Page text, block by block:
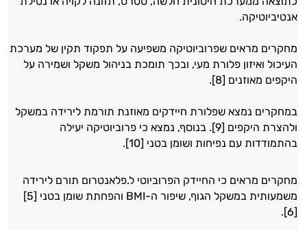
אנטיביוטיקה.
מחקרים מראים שפרוביוטיקה משפיעה על תפקוד תקין של מערכת
העיכול ואיזון פלורת מעי, ובכך תומכת בניהול משקל ושמירה על
היקפים מאוזנים [8].
במחקרים נמצא שפלורת חיידקים מאוזנת תורמת לירידה במשקל
ולהצרת היקפים [9]. בנוסף, נמצא כי פרוביוטיקה יעילה
בהתמודדות עם נפיחות ושומן בטני [10].
מחקרים מראים כי החיידק הפרוביוטי ל.פלאנטרום תורם לירידה
משמעותית במשקל הגוף, שיפור ה-BMI והפחתת שומן בטני [5]
[6].